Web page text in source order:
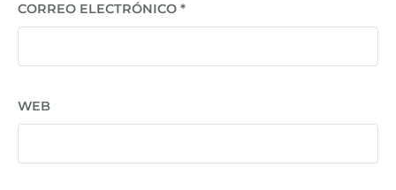
CORREO ELECTRÓNICO *
WEB